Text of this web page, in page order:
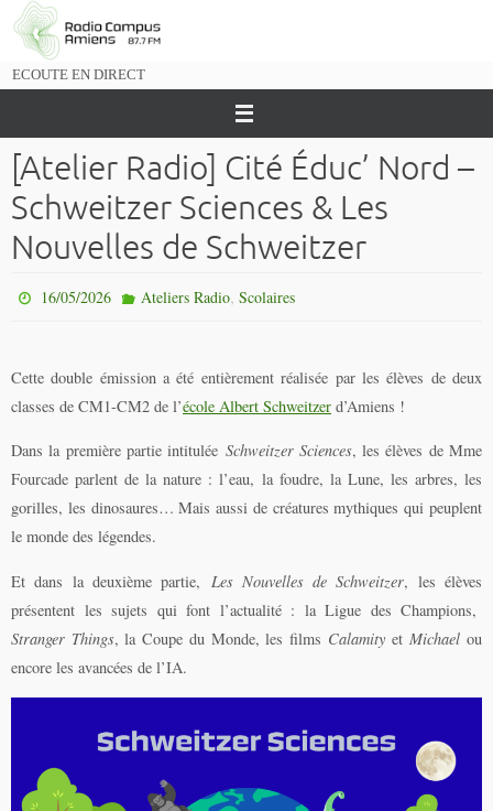
Passer
vers
ECOUTE EN DIRECT
[Atelier Radio] Cité Éduc’ Nord –
Schweitzer Sciences & Les
Nouvelles de Schweitzer
16/05/2026 Ateliers Radio, Scolaires
Cette double émission a été entièrement réalisée par les élèves de deux
classes de CM1-CM2 de l’école Albert Schweitzer d’Amiens !
Dans la première partie intitulée Schweitzer Sciences, les élèves de Mme
Fourcade parlent de la nature : l’eau, la foudre, la Lune, les arbres, les
gorilles, les dinosaures… Mais aussi de créatures mythiques qui peuplent
le monde des légendes.
Et dans la deuxième partie, Les Nouvelles de Schweitzer, les élèves
présentent les sujets qui font l’actualité : la Ligue des Champions,
Stranger Things, la Coupe du Monde, les films CalamityetMichael ou
encore les avancées de l’IA.